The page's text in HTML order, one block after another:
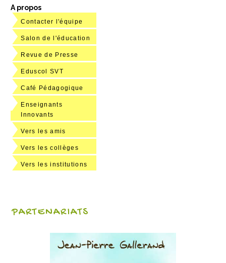
A propos
Contacter l'équipe
Salon de l'éducation
Revue de Presse
Eduscol SVT
Café Pédagogique
Enseignants
Innovants
Vers les amis
Vers les collèges
Vers les institutions
PARTENARIATS